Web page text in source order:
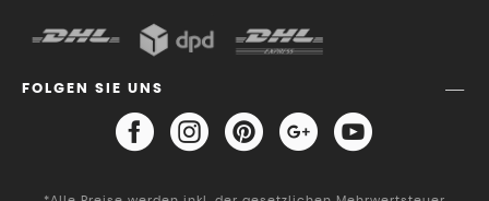
FOLGEN SIE UNS